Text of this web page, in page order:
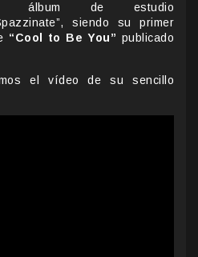
álbum de estudio
siendo su primer
“Cool to Be You” publicado
el vídeo de su sencillo